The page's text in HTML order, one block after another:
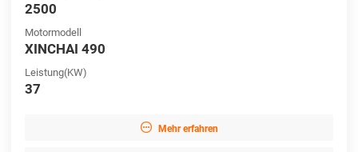
2500
Motormodell
XINCHAI 490
Leistung(KW)
37
 Mehr erfahren